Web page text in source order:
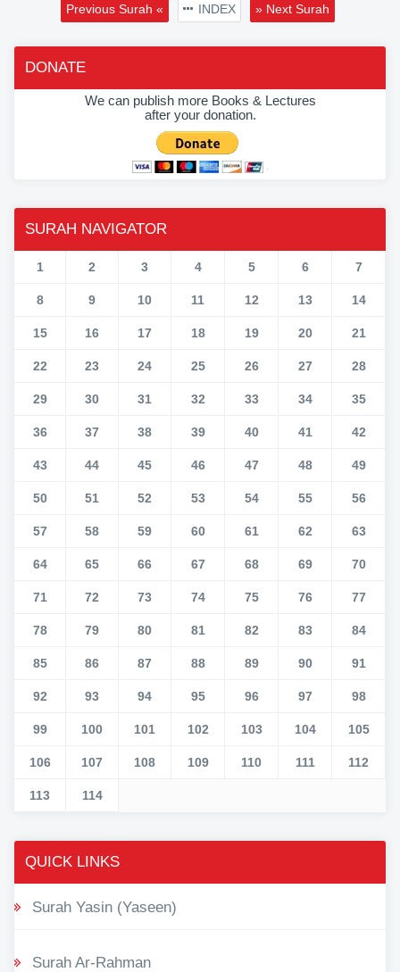
Previous Surah « INDEX » Next Surah
DONATE
We can publish more Books & Lectures
after your donation.
SURAH NAVIGATOR
1 2 3 4 5 6 7
8 9 10 11 12 13 14
15 16 17 18 19 20 21
22 23 24 25 26 27 28
29 30 31 32 33 34 35
36 37 38 39 40 41 42
43 44 45 46 47 48 49
50 51 52 53 54 55 56
57 58 59 60 61 62 63
64 65 66 67 68 69 70
71 72 73 74 75 76 77
78 79 80 81 82 83 84
85 86 87 88 89 90 91
92 93 94 95 96 97 98
99 100 101 102 103 104 105
106 107 108 109 110 111 112
113 114
QUICK LINKS
Surah Yasin (Yaseen)
Surah Ar-Rahman